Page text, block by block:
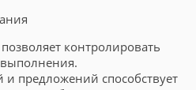
контролировать
выполнения.
предложений способствует